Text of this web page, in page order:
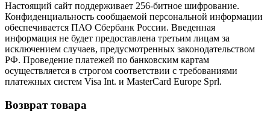
Настоящий сайт поддерживает 256-битное шифрование.
Конфиденциальность сообщаемой персональной информации
обеспечивается ПАО Сбербанк России. Введенная
информация не будет предоставлена третьим лицам за
исключением случаев, предусмотренных законодательством
РФ. Проведение платежей по банковским картам
осуществляется в строгом соответствии с требованиями
платежных систем Visa Int. и MasterCard Europe Sprl.
Возврат товара